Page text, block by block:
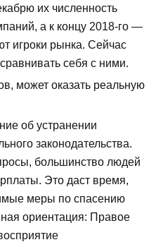
их численность
а к концу 2018-го —
игроки рынка. Сейчас
себя с ними.
может оказать реальную
об устранении
законодательства.
большинство людей
Это даст время,
меры по спасению
ориентация: Правое